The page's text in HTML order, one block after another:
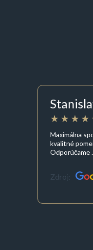
Maximálna
kvalitné
Odporúčame
Zdroj: